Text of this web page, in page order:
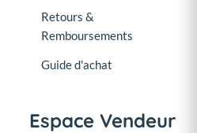
Retours &
Remboursements
Guide d'achat
Espace Vendeur